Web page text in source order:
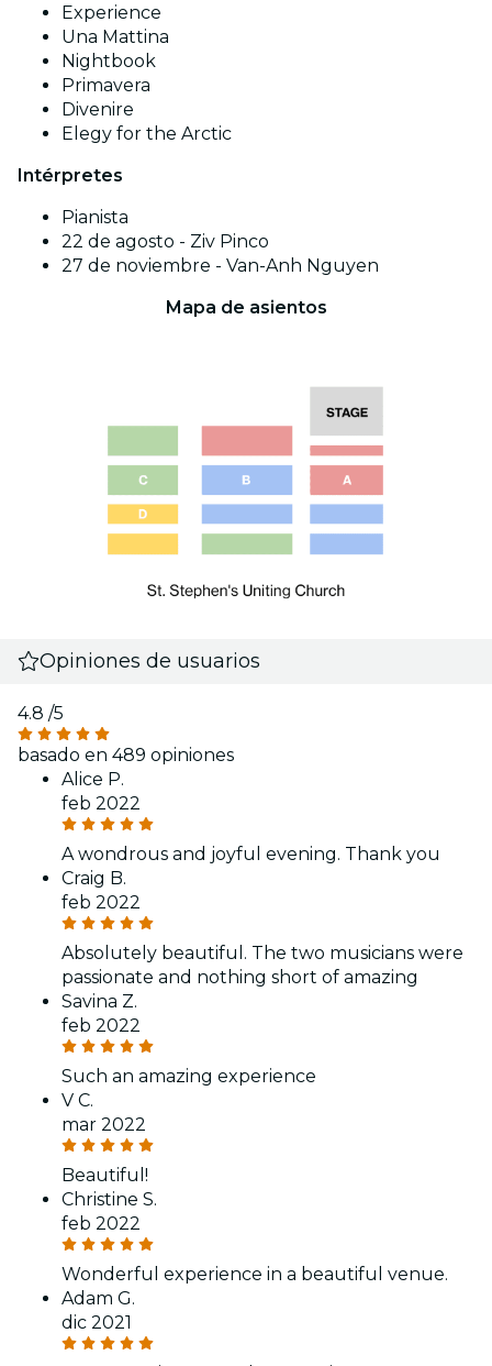
Experience
Una Mattina
Nightbook
Primavera
Divenire
Elegy for the Arctic
Intérpretes
Pianista
22 de agosto - Ziv Pinco
27 de noviembre - Van-Anh Nguyen
Mapa de asientos
Opiniones de usuarios
4.8 /5
basado en 489 opiniones
Alice P.
feb 2022
A wondrous and joyful evening. Thank you
Craig B.
feb 2022
Absolutely beautiful. The two musicians were
passionate and nothing short of amazing
Savina Z.
feb 2022
Such an amazing experience
V C.
mar 2022
Beautiful!
Christine S.
feb 2022
Wonderful experience in a beautiful venue.
Adam G.
dic 2021